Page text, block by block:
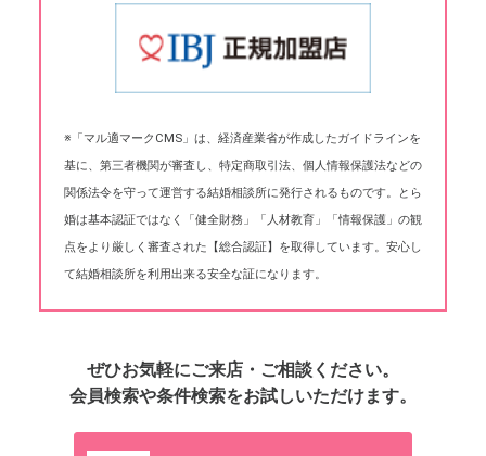
※「マル適マークCMS」は、経済産業省が作成したガイドラインを
基に、第三者機関が審査し、特定商取引法、個人情報保護法などの
関係法令を守って運営する結婚相談所に発行されるものです。とら
婚は基本認証ではなく「健全財務」「人材教育」「情報保護」の観
点をより厳しく審査された【総合認証】を取得しています。安心し
て結婚相談所を利用出来る安全な証になります。
ぜひお気軽にご来店・ご相談ください。
会員検索や条件検索をお試しいただけます。